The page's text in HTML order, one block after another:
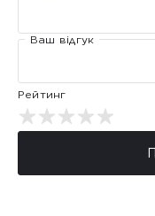
Ваш відгук
Рейтинг